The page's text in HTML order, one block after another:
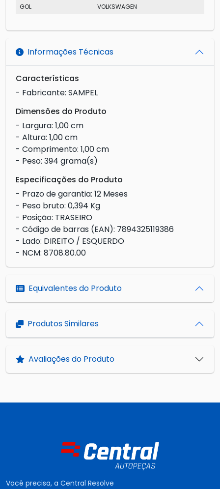
GOL VOLKSWAGEN
Informações Técnicas
Características
- Fabricante: SAMPEL
Dimensões do Produto
- Largura: 1,00 cm
- Altura: 1,00 cm
- Comprimento: 1,00 cm
- Peso: 394 grama(s)
Especificações do Produto
- Prazo de garantia: 12 Meses
- Peso bruto: 0,394 Kg
- Posição: TRASEIRO
- Código de barras (EAN): 7894325119386
- Lado: DIREITO / ESQUERDO
- NCM: 8708.80.00
Equivalentes do Produto
Produtos Similares
Avaliações do Produto
Você precisa, a Central Resolve